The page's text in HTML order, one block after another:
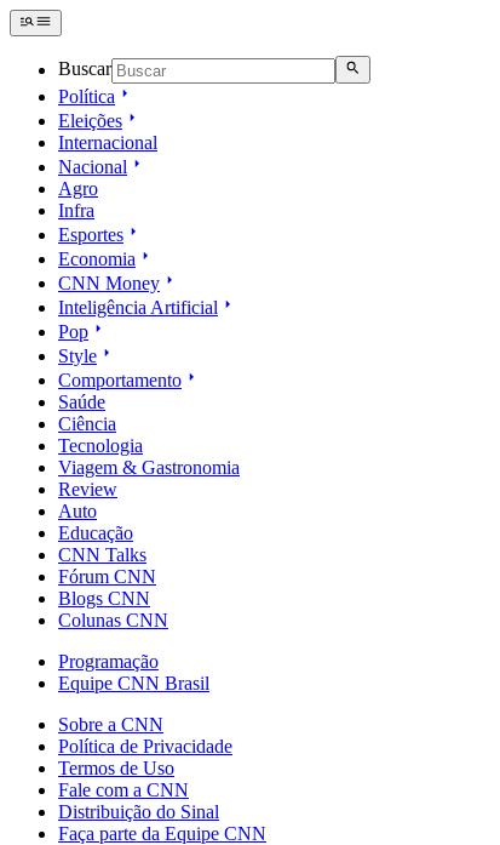
Buscar
Política
Eleições
Internacional
Nacional
Agro
Infra
Esportes
Economia
CNN Money
Inteligência Artificial
Pop
Style
Comportamento
Saúde
Ciência
Tecnologia
Viagem & Gastronomia
Review
Auto
Educação
CNN Talks
Fórum CNN
Blogs CNN
Colunas CNN
Programação
Equipe CNN Brasil
Sobre a CNN
Política de Privacidade
Termos de Uso
Fale com a CNN
Distribuição do Sinal
Faça parte da Equipe CNN